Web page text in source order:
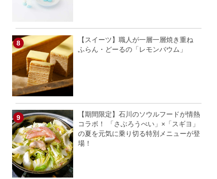
【スイーツ】職人が一層一層焼き重ね
ふらん・どーるの「レモンバウム」
【期間限定】石川のソウルフードが情熱
コラボ！ 「さぶろうべい」×「スギヨ」
の夏を元気に乗り切る特別メニューが登
場！